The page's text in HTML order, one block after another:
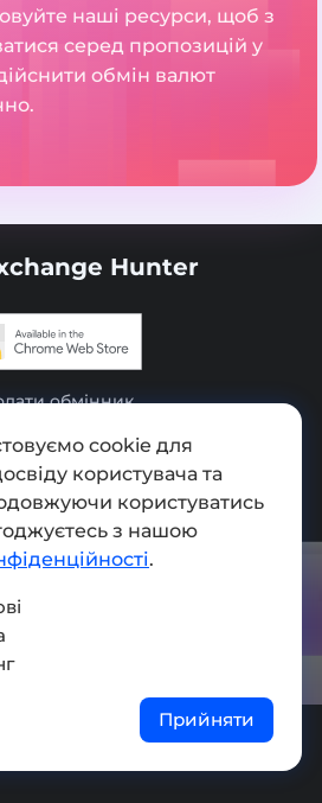
наші ресурси, щоб з
серед пропозицій у
обмін валют
Hunter
обмінник
Мапа сайту
Press kit
використання
конфіденційності
МЕРЕЖІ
cookie для
користувача та
користуватись
з нашою
.
Прийняти